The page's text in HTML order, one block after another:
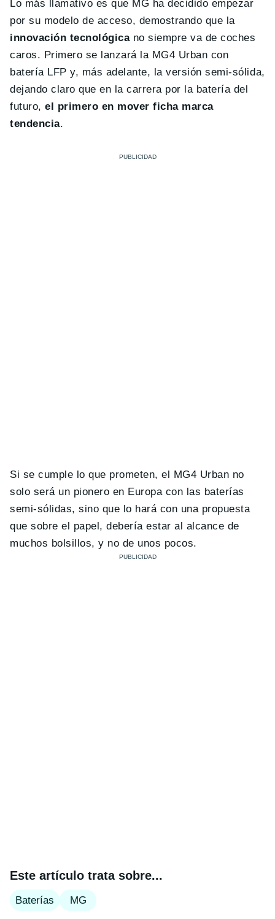
Lo más llamativo es que MG ha decidido empezar
por su modelo de acceso, demostrando que la
innovación tecnológicano siempre va de coches
caros. Primero se lanzará la MG4 Urban con
batería LFP y, más adelante, la versión semi-sólida,
dejando claro que en la carrera por la batería del
futuro,el primero en mover ficha marca
tendencia.
Si se cumple lo que prometen, el MG4 Urban no
solo será un pionero en Europa con las baterías
semi-sólidas, sino que lo hará con una propuesta
que sobre el papel, debería estar al alcance de
muchos bolsillos, y no de unos pocos.
Este artículo trata sobre...
Baterías MG